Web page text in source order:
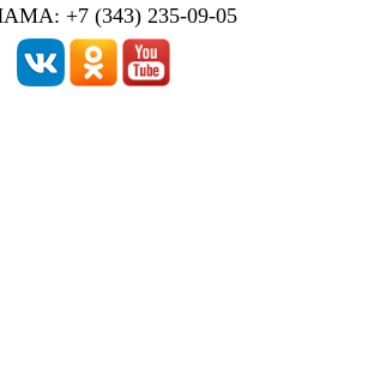
+7 (343) 235-09-05